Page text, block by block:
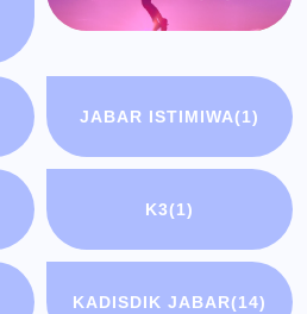
JABAR ISTIMIWA(1)
K3(1)
KADISDIK JABAR(14)